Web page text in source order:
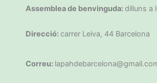
Assemblea de benvinguda: dilluns a
Direcció: carrer Leiva, 44 Barcelona
Correu: